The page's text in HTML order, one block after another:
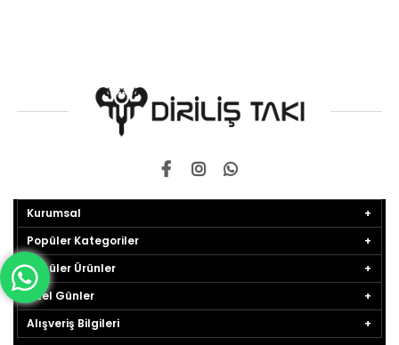
Kurumsal
Popüler Kategoriler
Popüler Ürünler
Özel Günler
Alışveriş Bilgileri